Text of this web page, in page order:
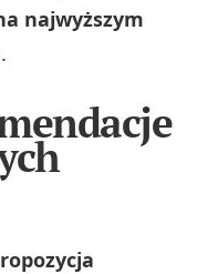
najwyższym
.